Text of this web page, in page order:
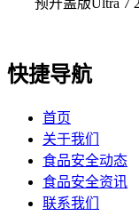
预开盖版Ultra 7
快捷导航
首页
关于我们
食品安全动态
食品安全资讯
联系我们